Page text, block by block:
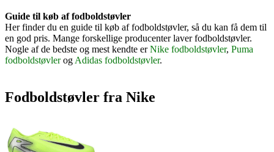
Guide til køb af fodboldstøvler
Her finder du en guide til køb af fodboldstøvler, så du kan få dem til
en god pris. Mange forskellige producenter laver fodboldstøvler.
Nogle af de bedste og mest kendte erNike fodboldstøvler, Puma
fodboldstøvlerog Adidas fodboldstøvler.
Fodboldstøvler fra Nike